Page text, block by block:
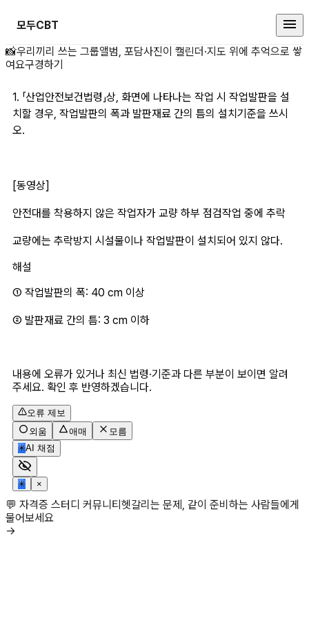
모두CBT
1. 「산업안전보건법령 상세 페이지
📸우리끼리 쓰는 그룹앨범, 포담사진이 캘린더·지도 위에 추억으로 쌓
여요구경하기
1. 「산업안전보건법령」상, 화면에 나타나는 작업 시 작업발판을 설
치할 경우, 작업발판의 폭과 발판재료 간의 틈의 설치기준을 쓰시
오.
[동영상]
안전대를 착용하지 않은 작업자가 교량 하부 점검작업 중에 추락
교량에는 추락방지 시설물이나 작업발판이 설치되어 있지 않다.
해설
① 작업발판의 폭: 40 cm 이상
② 발판재료 간의 틈: 3 cm 이하
내용에 오류가 있거나 최신 법령·기준과 다른 부분이 보이면 알려
주세요. 확인 후 반영하겠습니다.
오류 제보
외움
애매
모름
✳AI 채점
✳ ×
💬 자격증 스터디 커뮤니티헷갈리는 문제, 같이 준비하는 사람들에게
물어보세요
→